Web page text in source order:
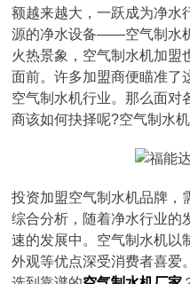
额越来越大，一跃成为净水
源的净水设备——空气制水
火热景象，空气制水机加盟
面前。许多加盟商便瞄准了
空气制水机行业。那么面对
商该如何抉择呢?空气制水
投资加盟空气制水机品牌，
综合分析，随着净水行业的
速的发展中。空气制水机以
外观等优点深受消费者喜爱